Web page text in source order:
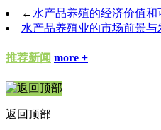
← 水产品养殖的经济价值和
水产品养殖业的市场前景与
推荐新闻 more +
返回顶部